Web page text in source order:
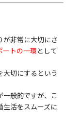
が非常に大切にさ
ートの一環として
大切にするという
一般的ですが、こ
生活をスムーズに